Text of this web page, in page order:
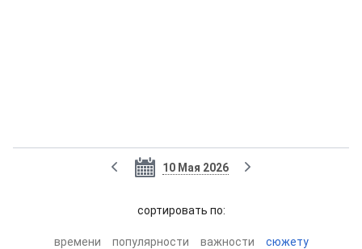
10 Мая 2026
cортировать по:
времени популярности важности сюжету